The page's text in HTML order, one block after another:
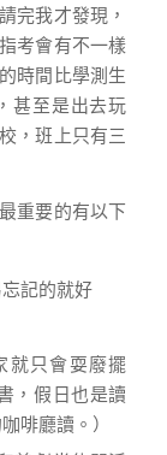
完我才發現，
考會有不一樣
時間比學測生
甚至是出去玩
，班上只有三
重要的有以下
記的就好
就只會耍廢擺
，假日也是讀
啡廳讀。）